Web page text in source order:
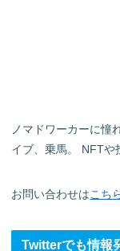
ノマドワーカーに憧
イブ、乗馬。 NFTや
お問い合わせはこち
Twitterでも情報